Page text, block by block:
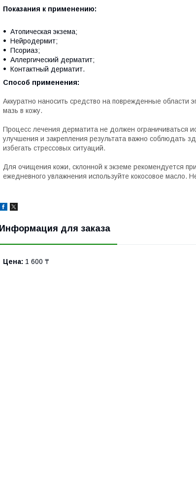
Показания к применению:
Атопическая экзема;
Нейродермит;
Псориаз;
Аллергический дерматит;
Контактный дерматит.
Способ применения:
Аккуратно наносить средство на поврежденные области
мазь в кожу.
Процесс лечения дерматита не должен ограничиваться
улучшения и закрепления результата важно соблюдать
избегать стрессовых ситуаций.
Для очищения кожи, склонной к экземе рекомендуется
ежедневного увлажнения используйте кокосовое масло.
Информация для заказа
Цена: 1 600 ₸